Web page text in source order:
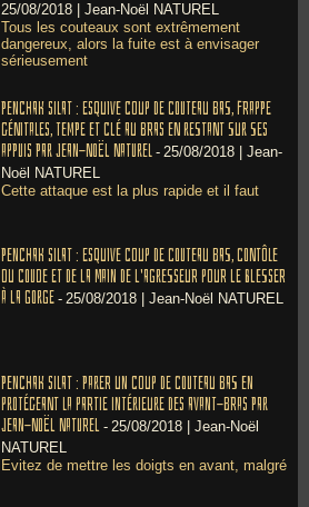
25/08/2018 | Jean-Noël NATUREL
Tous les couteaux sont extrêmement
dangereux, alors la fuite est à envisager
sérieusement
Penchak Silat : Esquive coup de couteau bas, frappe
génitales, tempe et clé au bras en restant sur ses
appuis par Jean-Noël Naturel - 25/08/2018 | Jean-
Noël NATUREL
Cette attaque est la plus rapide et il faut
Penchak Silat : Esquive coup de couteau bas, contôle
du coude et de la main de l'agresseur pour le blesser
à la gorge - 25/08/2018 | Jean-Noël NATUREL
Penchak Silat : Parer un coup de couteau bas en
protégeant la partie intérieure des avant-bras par
Jean-Noël Naturel - 25/08/2018 | Jean-Noël
NATUREL
Evitez de mettre les doigts en avant, malgré